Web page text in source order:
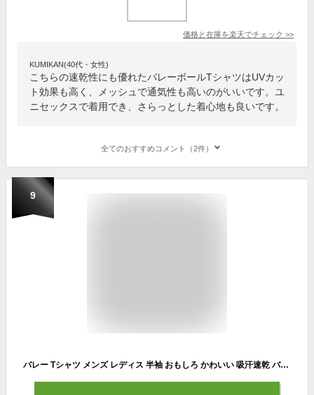
価格と在庫を楽天でチェック >>
KUMIKAN(40代・女性)
こちらの速乾性にも優れたバレーボールTシャツはUVカッ
ト効果も高く、メッシュで通気性も高いのがいいです。ユ
ニセックスで着用でき、さらっとした着心地も良いです。
全てのおすすめコメント（2件）
9
バレー Tシャツ メンズ レディス 半袖 おもしろ かわいい 吸汗速乾 バレーボール 「肉球」 プレゼント ウェア ドライ 練習 ノースアイランド NORTHISLAND ワンポイント